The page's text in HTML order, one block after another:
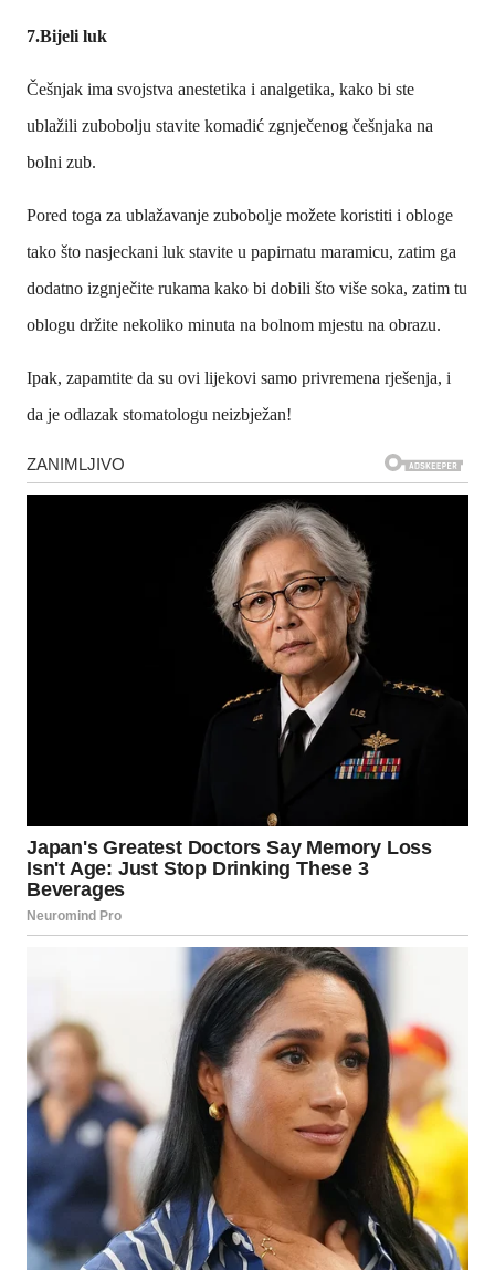
7.Bijeli luk
Češnjak ima svojstva anestetika i analgetika, kako bi ste
ublažili zubobolju stavite komadić zgnječenog češnjaka na
bolni zub.
Pored toga za ublažavanje zubobolje možete koristiti i obloge
tako što nasjeckani luk stavite u papirnatu maramicu, zatim ga
dodatno izgnječite rukama kako bi dobili što više soka, zatim tu
oblogu držite nekoliko minuta na bolnom mjestu na obrazu.
Ipak, zapamtite da su ovi lijekovi samo privremena rješenja, i
da je odlazak stomatologu neizbježan!